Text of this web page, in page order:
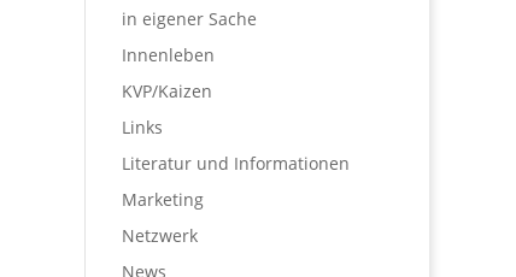
in eigener Sache
Innenleben
KVP/Kaizen
Links
Literatur und Informationen
Marketing
Netzwerk
News